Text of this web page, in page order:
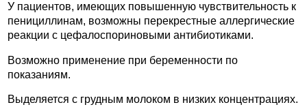
У пациентов, имеющих повышенную чувствительность к
пенициллинам, возможны перекрестные аллергические
реакции с цефалоспориновыми антибиотиками.
Возможно применение при беременности по
показаниям.
Выделяется с грудным молоком в низких концентрациях.